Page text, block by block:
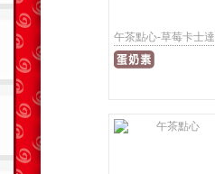
午茶點心-草莓卡士達